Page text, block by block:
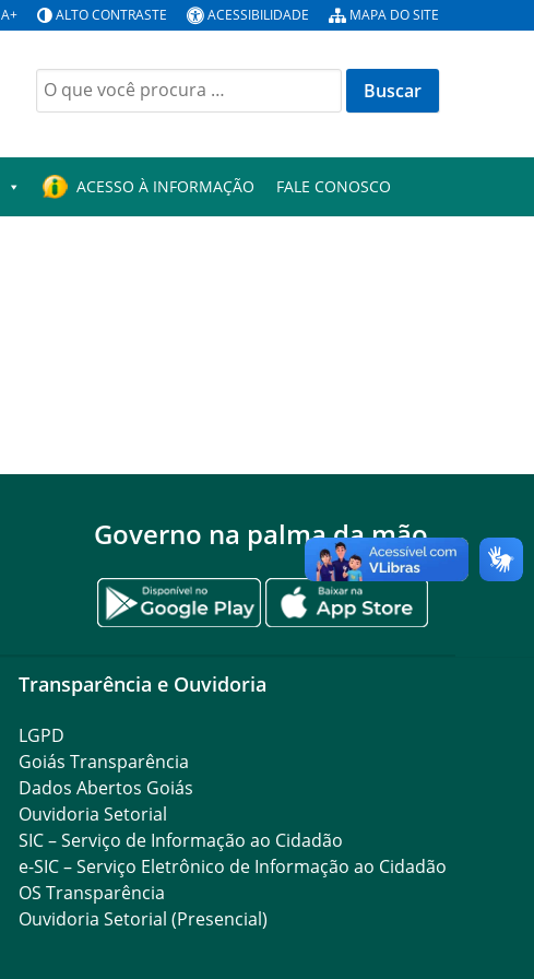
A+ ALTO CONTRASTE ACESSIBILIDADE MAPA DO SITE
Buscar
por:
ACESSO À INFORMAÇÃO FALE CONOSCO
Governo na palma da mão
Transparência e Ouvidoria
LGPD
Goiás Transparência
Dados Abertos Goiás
Ouvidoria Setorial
SIC – Serviço de Informação ao Cidadão
e-SIC – Serviço Eletrônico de Informação ao Cidadão
OS Transparência
Ouvidoria Setorial (Presencial)